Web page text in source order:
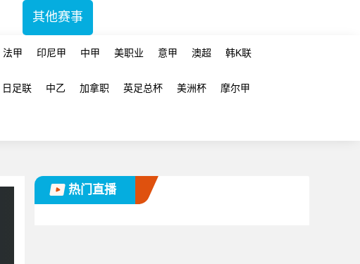
其他赛事
法甲 印尼甲 中甲 美职业 意甲 澳超 韩K联
日足联 中乙 加拿职 英足总杯 美洲杯 摩尔甲
热门直播